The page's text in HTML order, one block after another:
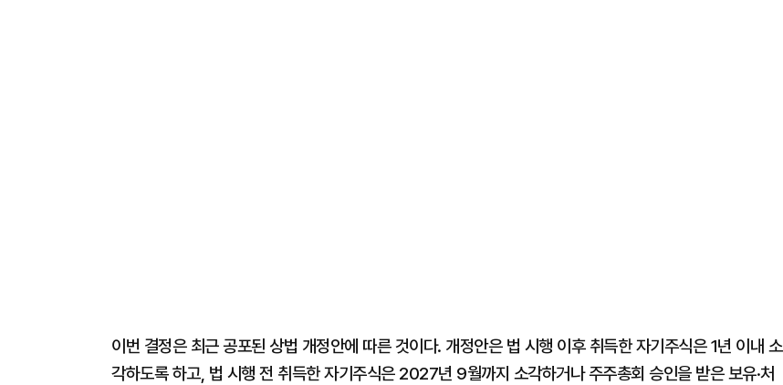
이번 결정은 최근 공포된 상법 개정안에 따른 것이다. 개정안은 법 시행 이후 취득한 자기주식은 1년 이내 소
각하도록 하고, 법 시행 전 취득한 자기주식은 2027년 9월까지 소각하거나 주주총회 승인을 받은 보유·처